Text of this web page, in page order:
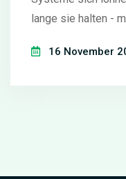
lange sie halten -
16 November